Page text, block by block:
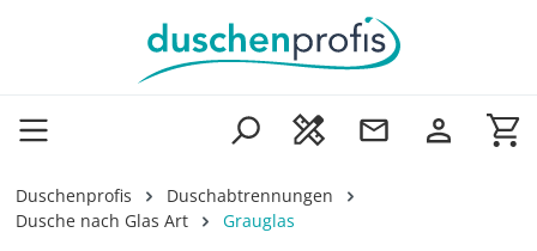
Zum Hauptinhalt springen
Duschenprofis
Duschabtrennungen
Dusche nach Glas Art
Grauglas